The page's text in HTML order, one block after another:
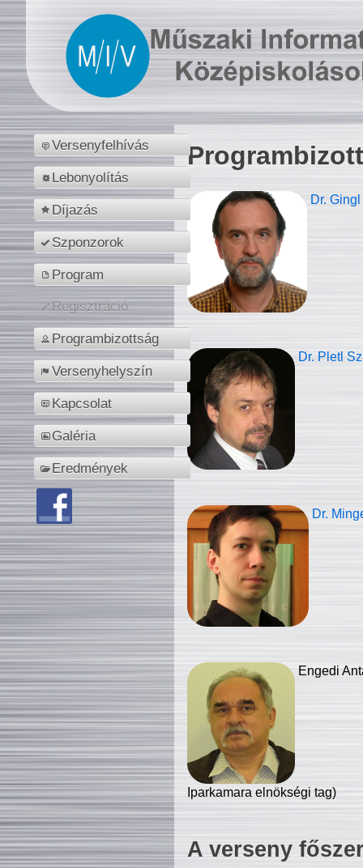
Versenyfelhívás
Lebonyolítás
Díjazás
Szponzorok
Program
Regisztráció
Programbizottság
Versenyhelyszín
Kapcsolat
Galéria
Eredmények
Dr.
Dr. Pletl
Dr.
Engedi
Iparkamara elnökségi tag)
A verseny